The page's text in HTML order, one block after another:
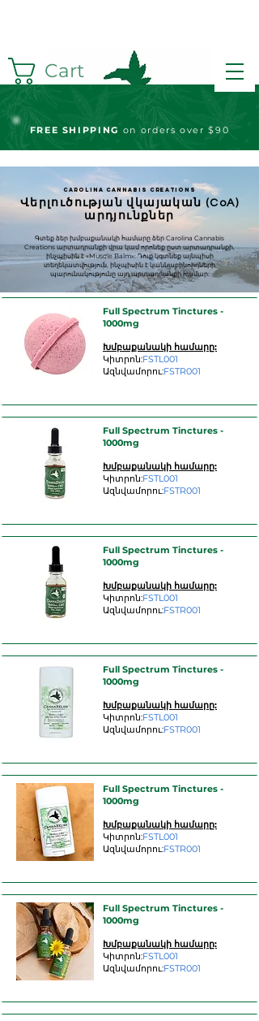
Cart
FREE SHIPPING on orders over $90
Carolina Cannabis Creations
Վերլուծության վկայական (CoA)
արդյունքներ
Գտեք ձեր խմբաքանակի համարը ձեր Carolina Cannabis
Creations արտադրանքի վրա կամ որոնեք ըստ արտադրանքի,
ինչպիսին է «Muscle Balm»: Դուք կգտնեք այնպիսի
տեղեկատվություն, ինչպիսին է կաննաբինոիդների
պարունակությունը այդ արտադրանքի համար:
Full Spectrum Tinctures -
1000mg
Խմբաքանակի համարը:
Կիտրոն:FSTL001
Ազնվամորու:FSTR001
Full Spectrum Tinctures -
1000mg
Խմբաքանակի համարը:
Կիտրոն:FSTL001
Ազնվամորու:FSTR001
Full Spectrum Tinctures -
1000mg
Խմբաքանակի համարը:
Կիտրոն:FSTL001
Ազնվամորու:FSTR001
Full Spectrum Tinctures -
1000mg
Խմբաքանակի համարը:
Կիտրոն:FSTL001
Ազնվամորու:FSTR001
Full Spectrum Tinctures -
1000mg
Խմբաքանակի համարը:
Կիտրոն:FSTL001
Ազնվամորու:FSTR001
Full Spectrum Tinctures -
1000mg
Խմբաքանակի համարը:
Կիտրոն:FSTL001
Ազնվամորու:FSTR001